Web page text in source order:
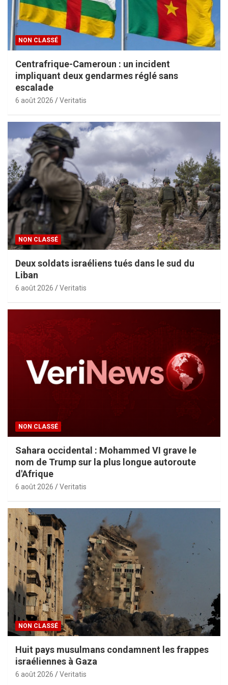
i
o
n
s
NON CLASSÉ
Centrafrique-Cameroun : un incident
impliquant deux gendarmes réglé sans
escalade
6 août 2026 Veritatis
NON CLASSÉ
Deux soldats israéliens tués dans le sud du
Liban
6 août 2026 Veritatis
NON CLASSÉ
Sahara occidental : Mohammed VI grave le
nom de Trump sur la plus longue autoroute
d'Afrique
6 août 2026 Veritatis
NON CLASSÉ
Huit pays musulmans condamnent les frappes
israéliennes à Gaza
6 août 2026 Veritatis